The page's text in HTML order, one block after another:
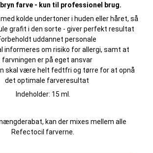
farve - kun til professionel brug.
med kolde undertoner i huden eller håret, så
grafit i den sorte - giver perfekt resultat
uddannet personale
informeres om risiko for allergi, samt at
farvningen er på eget ansvar
skal være helt fedtfri og tørre for at opnå
det optimale farveresultat
Indeholder: 15 ml.
kan der mixes mellem alle
Refectocil farverne.